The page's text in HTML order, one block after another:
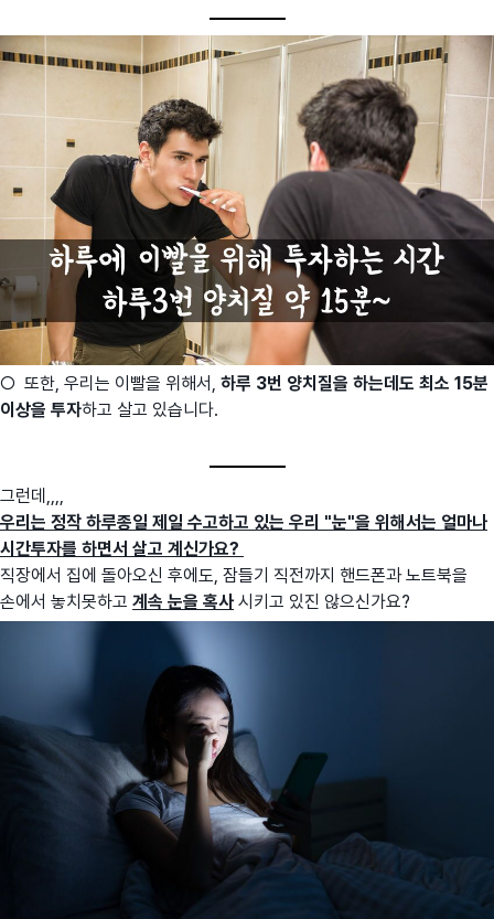
○ 또한, 우리는 이빨을 위해서, 하루 3번 양치질을 하는데도 최소 15분
이상을 투자하고 살고 있습니다.
그런데,,,,
우리는 정작 하루종일 제일 수고하고 있는 우리 "눈"을 위해서는 얼마나
시간투자를 하면서 살고 계신가요?
직장에서 집에 돌아오신 후에도, 잠들기 직전까지 핸드폰과 노트북을
손에서 놓치못하고 계속 눈을 혹사 시키고 있진 않으신가요?